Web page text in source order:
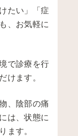
たい」「症
、お気軽に
で診療を行
けます。
、陰部の痛
は、状態に
ます。